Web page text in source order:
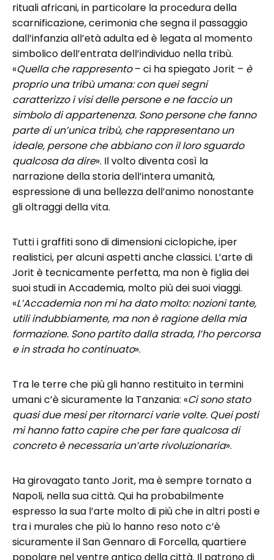
rituali africani, in particolare la procedura della
scarnificazione, cerimonia che segna il passaggio
dall’infanzia all’età adulta ed è legata al momento
simbolico dell’entrata dell’individuo nella tribù.
«Quella che rappresento– ci ha spiegato Jorit – è
proprio una tribù umana: con quei segni
caratterizzo i visi delle persone e ne faccio un
simbolo di appartenenza. Sono persone che fanno
parte di un’unica tribù, che rappresentano un
ideale, persone che abbiano con il loro sguardo
qualcosa da dire». Il volto diventa così la
narrazione della storia dell’intera umanità,
espressione di una bellezza dell’animo nonostante
gli oltraggi della vita.
Tutti i graffiti sono di dimensioni ciclopiche, iper
realistici, per alcuni aspetti anche classici. L’arte di
Jorit è tecnicamente perfetta, ma non è figlia dei
suoi studi in Accademia, molto più dei suoi viaggi.
«L’Accademia non mi ha dato molto: nozioni tante,
utili indubbiamente, ma non è ragione della mia
formazione. Sono partito dalla strada, l’ho percorsa
e in strada ho continuato».
Tra le terre che più gli hanno restituito in termini
umani c’è sicuramente la Tanzania: «Ci sono stato
quasi due mesi per ritornarci varie volte. Quei posti
mi hanno fatto capire che per fare qualcosa di
concreto è necessaria un’arte rivoluzionaria».
Ha girovagato tanto Jorit, ma è sempre tornato a
Napoli, nella sua città. Qui ha probabilmente
espresso la sua l’arte molto di più che in altri posti e
tra i murales che più lo hanno reso noto c’è
sicuramente il San Gennaro di Forcella, quartiere